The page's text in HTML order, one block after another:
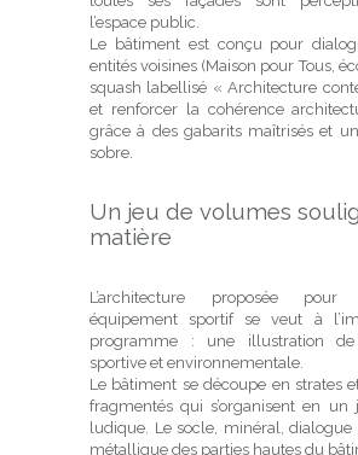
l’espace public.
Le bâtiment est conçu pour
entités voisines (Maison pour Tous,
squash labellisé « Architecture
et renforcer la cohérence
grâce à des gabarits maîtrisés et
sobre.
Un jeu de volumes
matière
L’architecture proposée
équipement sportif se veut à
programme : une illustration de
sportive et environnementale.
Le bâtiment se découpe en strates
fragmentés qui s’organisent en un
ludique. Le socle, minéral, dialogue
métallique des parties hautes du